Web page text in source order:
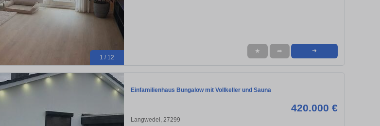
1 / 12
★ ➦ ➜
Einfamilienhaus Bungalow mit Vollkeller und Sauna
420.000 €
Langwedel, 27299